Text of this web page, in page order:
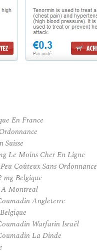
En France
Suisse
Le Moins Cher En Ligne
Coûteux Sans Ordonnance
Belgique
Montreal
Angleterre
Warfarin Israël
La Dinde